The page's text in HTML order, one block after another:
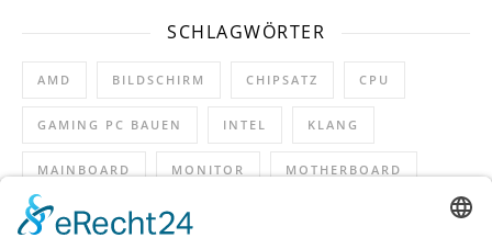
SCHLAGWÖRTER
AMD BILDSCHIRM CHIPSATZ CPU
GAMING PC BAUEN INTEL KLANG
MAINBOARD MONITOR MOTHERBOARD
PCI RAM SOUND